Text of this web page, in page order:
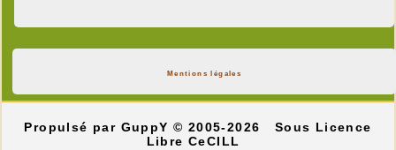
Mentions légales
Propulsé par GuppY© 2005-2026
Sous Licence
Libre CeCILL